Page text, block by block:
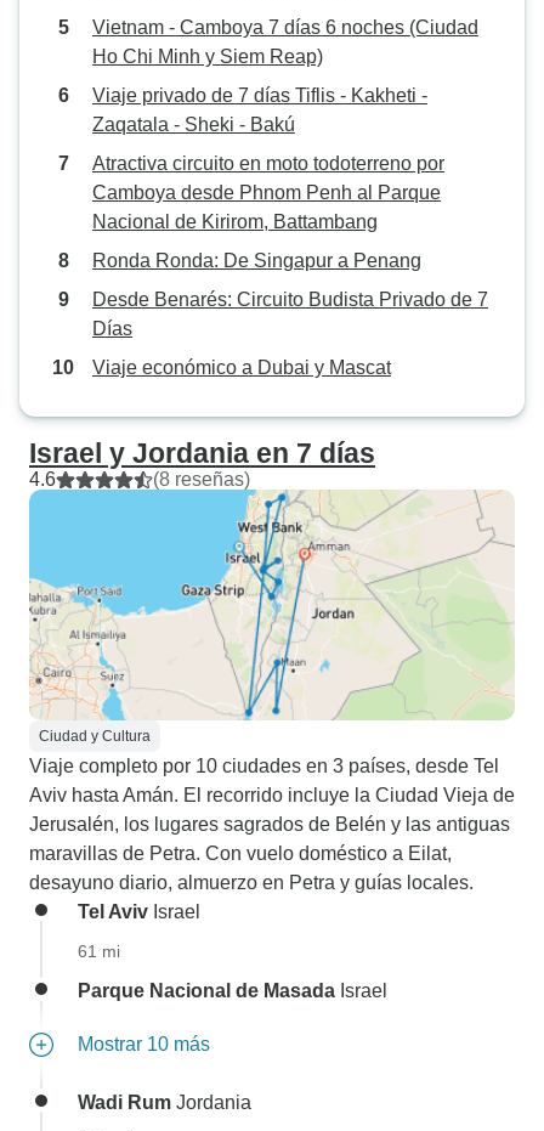
Vietnam - Camboya 7 días 6 noches (Ciudad
Ho Chi Minh y Siem Reap)
Viaje privado de 7 días Tiflis - Kakheti -
Zaqatala - Sheki - Bakú
Atractiva circuito en moto todoterreno por
Camboya desde Phnom Penh al Parque
Nacional de Kirirom, Battambang
Ronda Ronda: De Singapur a Penang
Desde Benarés: Circuito Budista Privado de 7
Días
Viaje económico a Dubai y Mascat
Israel y Jordania en 7 días
4.6 (8 reseñas)
Ciudad y Cultura
Viaje completo por 10 ciudades en 3 países, desde Tel
Aviv hasta Amán. El recorrido incluye la Ciudad Vieja de
Jerusalén, los lugares sagrados de Belén y las antiguas
maravillas de Petra. Con vuelo doméstico a Eilat,
desayuno diario, almuerzo en Petra y guías locales.
Tel Aviv Israel
61 mi
Parque Nacional de Masada Israel
Mostrar 10 más
Wadi Rum Jordania